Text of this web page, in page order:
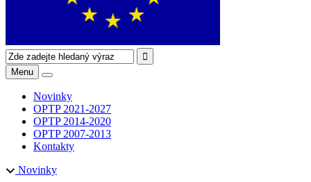
Menu
Novinky
OPTP 2021-2027
OPTP 2014-2020
OPTP 2007-2013
Kontakty
Novinky